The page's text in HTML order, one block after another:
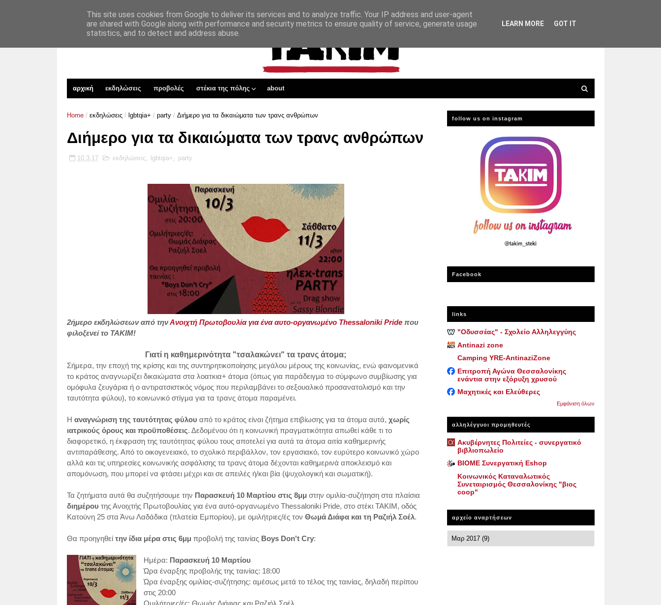
αρχική εκδηλώσεις προβολές στέκια της πόλης about
Home / εκδηλώσεις / lgbtqia+ / party / Διήμερο για τα δικαιώματα των τρανς ανθρώπων
Διήμερο για τα δικαιώματα των τρανς ανθρώπων
10.3.17 εκδηλώσεις, lgbtqia+, party
2ήμερο εκδηλώσεων από τηνΑνοιχτή Πρωτοβουλία για ένα αυτο-οργανωμένο Thessaloniki Prideπου
φιλοξενεί το ΤΑΚΙΜ!
Γιατί η καθημερινότητα "τσαλακώνει" τα τρανς άτομα;
Σήμερα, την εποχή της κρίσης και της συντηρητικοποίησης μεγάλου μέρους της κοινωνίας, ενώ φαινομενικά
το κράτος αναγνωρίζει δικαιώματα στα λοατκια+ άτομα (όπως για παράδειγμα το σύμφωνο συμβίωσης για
ομόφυλα ζευγάρια ή ο αντιρατσιστικός νόμος που περιλαμβάνει το σεξουαλικό προσανατολισμό και την
ταυτότητα φύλου), το κοινωνικό στίγμα για τα τρανς άτομα παραμένει.
Η αναγνώριση της ταυτότητας φύλου από το κράτος είναι ζήτημα επιβίωσης για τα άτομα αυτά, χωρίς
ιατρικούς όρους και προϋποθέσεις. Δεδομένου ότι η κοινωνική πραγματικότητα απωθεί κάθε τι το
διαφορετικό, η έκφραση της ταυτότητας φύλου τους αποτελεί για αυτά τα άτομα αιτία καθημερινής
αντιπαράθεσης. Από το οικογενειακό, το σχολικό περιβάλλον, τον εργασιακό, τον ευρύτερο κοινωνικό χώρο
αλλά και τις υπηρεσίες κοινωνικής ασφάλισης τα τρανς άτομα δέχονται καθημερινά αποκλεισμό και
απομόνωση, που μπορεί να φτάσει μέχρι και σε απειλές ή/και βία (ψυχολογική και σωματική).
Τα ζητήματα αυτά θα συζητήσουμε την Παρασκευή 10 Μαρτίου στις 8μμ στην ομιλία-συζήτηση στα πλαίσια
διημέρου της Ανοιχτής Πρωτοβουλίας για ένα αυτό-οργανωμένο Thessaloniki Pride, στο στέκι ΤΑΚΙΜ, οδός
Κατούνη 25 στα Άνω Λαδάδικα (πλατεία Εμπορίου), με ομιλήτριες/ές τον Θωμά Διάφα και τη Ραζιήλ Σοέλ.
Θα προηγηθεί την ίδια μέρα στις 6μμ προβολή της ταινίας Boys Don't Cry:
Ημέρα: Παρασκευή 10 Μαρτίου
Ώρα έναρξης προβολής της ταινίας: 18:00
Ώρα έναρξης ομιλίας-συζήτησης: αμέσως μετά το τέλος της ταινίας, δηλαδή περίπου
στις 20:00
Ομιλήτριες/ές: Θωμάς Διάφας και Ραζιήλ Σοέλ
follow us on instagram
Facebook
links
"Οδυσσέας" - Σχολείο Αλληλεγγύης
Antinazi zone
Camping YRE-AntinaziZone
Επιτροπή Αγώνα Θεσσαλονίκης
ενάντια στην εξόρυξη χρυσού
Μαχητικές και Ελεύθερες
Εμφάνιση όλων
αλληλέγγυοι προμηθευτές
Ακυβέρνητες Πολιτείες - συνεργατικό
βιβλιοπωλείο
ΒΙΟΜΕ Συνεργατική Eshop
Κοινωνικός Καταναλωτικός
Συνεταιρισμός Θεσσαλονίκης "βιος
coop"
αρχείο αναρτήσεων
This site uses cookies from Google to deliver its services and to analyze traffic. Your IP address and user-agent
are shared with Google along with performance and security metrics to ensure quality of service, generate usage
statistics, and to detect and address abuse.
LEARN MORE GOT IT